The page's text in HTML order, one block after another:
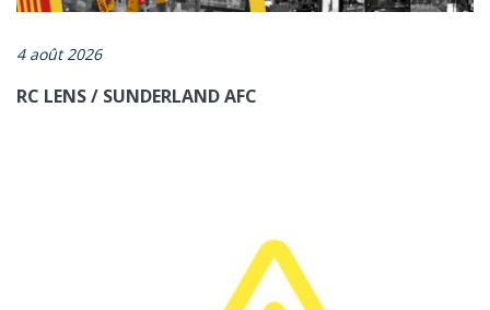
4 août 2026
RC LENS / SUNDERLAND AFC